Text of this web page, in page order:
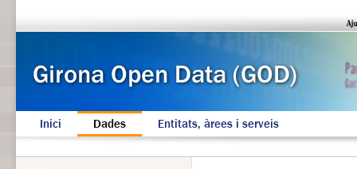
Inici Dades Entitats, àrees i serveis